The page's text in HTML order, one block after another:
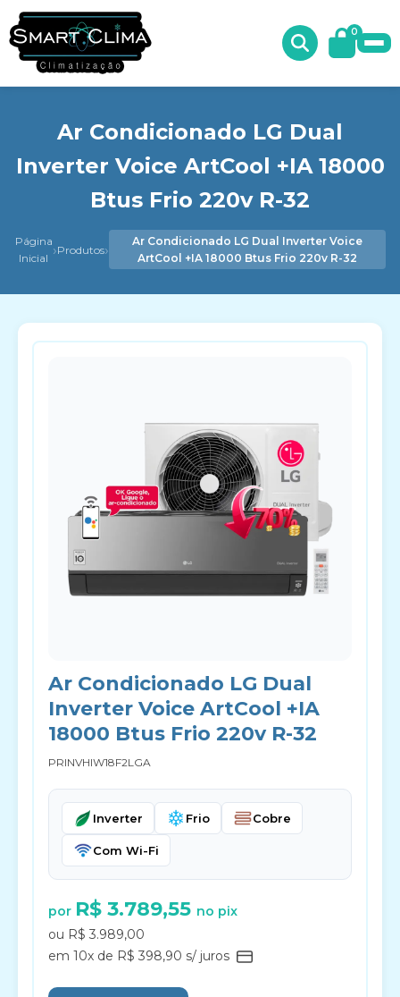
0
Ar Condicionado LG Dual
Inverter Voice ArtCool +IA 18000
Btus Frio 220v R-32
Página
Inicial ›Produtos›
Ar Condicionado LG Dual Inverter Voice
ArtCool +IA 18000 Btus Frio 220v R-32
Ar Condicionado LG Dual
Inverter Voice ArtCool +IA
18000 Btus Frio 220v R-32
PRINVHIW18F2LGA
Inverter Frio Cobre
Com Wi-Fi
por R$ 3.789,55 no pix
ou R$ 3.989,00
em 10x de R$ 398,90 s/ juros